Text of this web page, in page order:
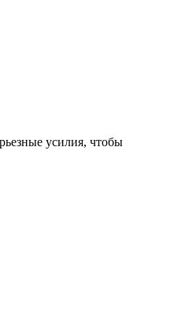
усилия, чтобы